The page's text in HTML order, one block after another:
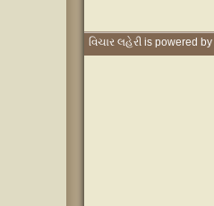
વિચાર લહેરી is powered by